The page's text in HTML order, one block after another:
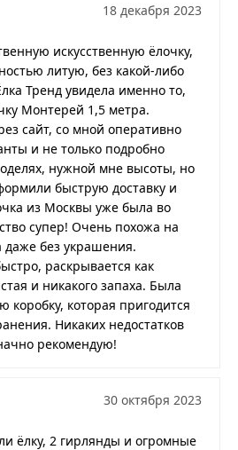
18 декабря 2023
искусственную ёлочку,
литую, без какой-либо
Тренд увидела именно то,
Монтерей 1,5 метра.
сайт, со мной оперативно
и не только подробно
нужной мне высоты, но
быструю доставку и
из Москвы уже была во
супер! Очень похожа на
без украшения.
раскрывается как
и никакого запаха. Была
коробку, которая пригодится
Никаких недостатков
рекомендую!
30 октября 2023
ёлку, 2 гирлянды и огромные